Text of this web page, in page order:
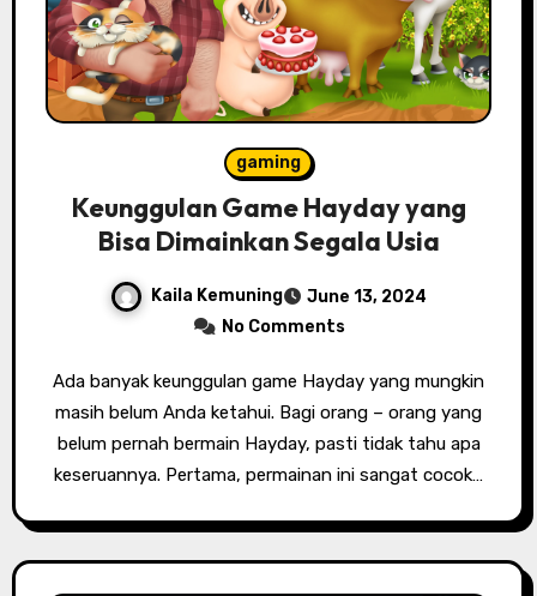
gaming
Keunggulan Game Hayday yang
Bisa Dimainkan Segala Usia
Kaila Kemuning
June 13, 2024
No Comments
Ada banyak keunggulan game Hayday yang mungkin
masih belum Anda ketahui. Bagi orang – orang yang
belum pernah bermain Hayday, pasti tidak tahu apa
keseruannya. Pertama, permainan ini sangat cocok…